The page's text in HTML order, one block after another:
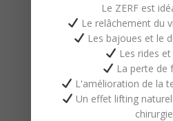
peau et de poil.
Résultats
Durables :Nous ne
contentons pas de
épilations ; nous
fournir des résultats
Le ZERF est
Le relâchement du
Les bajoues et le
Les rides
La perte de
L'amélioration de la
Un effet lifting
chirurgie